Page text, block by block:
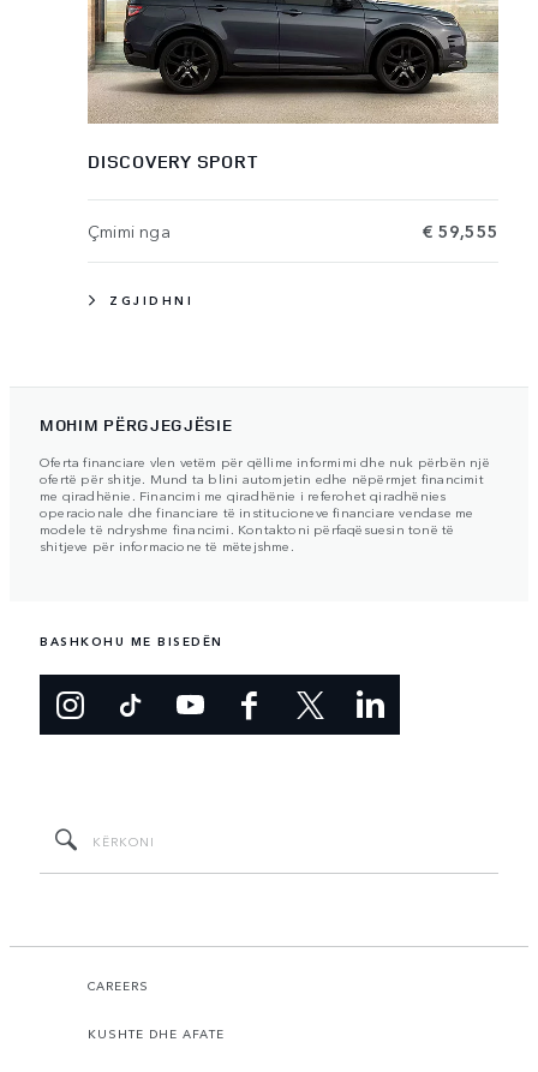
DISCOVERY SPORT
Çmimi nga € 59,555
ZGJIDHNI
MOHIM PËRGJEGJËSIE
Oferta financiare vlen vetëm për qëllime informimi dhe nuk përbën një
ofertë për shitje. Mund ta blini automjetin edhe nëpërmjet financimit
me qiradhënie. Financimi me qiradhënie i referohet qiradhënies
operacionale dhe financiare të institucioneve financiare vendase me
modele të ndryshme financimi. Kontaktoni përfaqësuesin tonë të
shitjeve për informacione të mëtejshme.
BASHKOHU ME BISEDËN
CAREERS
KUSHTE DHE AFATE